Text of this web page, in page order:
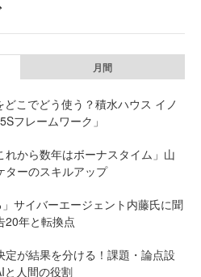
月間
こでどう使う？積水ハウス イノ
フレームワーク」
れから数年はボーナスタイム」山
ターのスキルアップ
」サイバーエージェント内藤氏に聞
20年と転換点
定が結果を分ける！課題・論点設
と人間の役割